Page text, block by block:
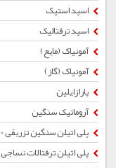
اسید استیک
اسید ترفتالیک
آمونیاک (مایع)
آمونیاک (گاز)
پارازایلین
آروماتیک سنگین
پلی اتیلن سنگین تزریقی HI0500
پلی اتیلن ترفتالات نساجی SUPER BRIGHT